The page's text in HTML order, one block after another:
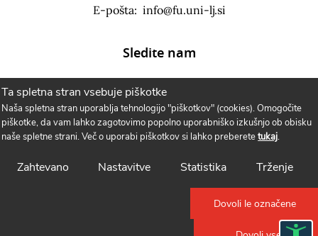
Ta spletna stran vsebuje piškotke
Naša spletna stran uporablja tehnologijo "piškotkov" (cookies). Omogočite
piškotke, da vam lahko zagotovimo popolno uporabniško izkušnjo ob obisku
naše spletne strani. Več o uporabi piškotkov si lahko preberetetukaj.
Zahtevano Nastavitve Statistika Trženje
Dovoli le označene
E-pošta: info@fu.uni-lj.si
Sledite nam